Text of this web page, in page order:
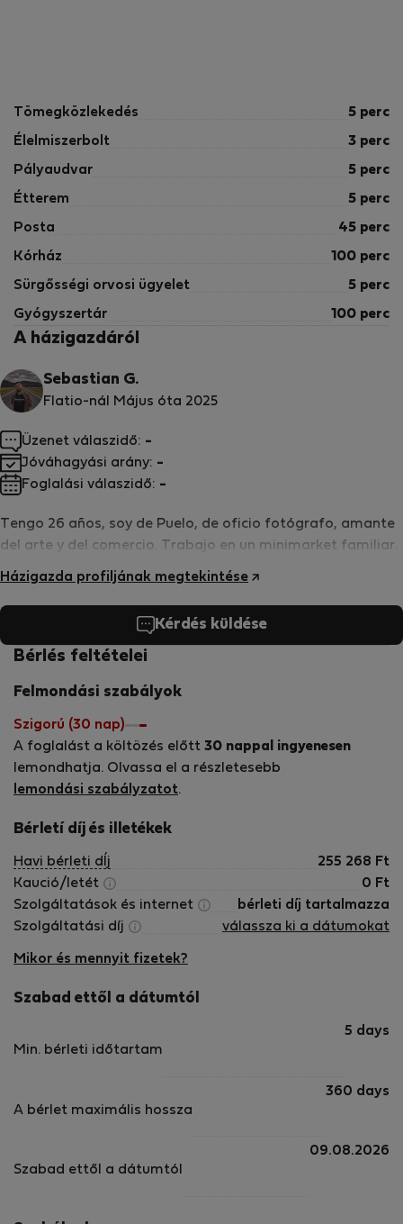
Tömegközlekedés 5 perc
Élelmiszerbolt 3 perc
Pályaudvar 5 perc
Étterem 5 perc
Posta 45 perc
Kórház 100 perc
Sürgősségi orvosi ügyelet 5 perc
Gyógyszertár 100 perc
A házigazdáról
Sebastian G.
Flatio-nál Május óta 2025
Tengo 26 años, soy de Puelo, de oficio fotógrafo, amante
del arte y del comercio. Trabajo en un minimarket familiar.
Házigazda profiljának megtekintése
Üzenet válaszidő: -
Jóváhagyási arány: -
Foglalási válaszidő: -
Kérdés küldése
Bérlés feltételei
Felmondási szabályok
Szigorú (30 nap)
A foglalást a költözés előtt 30 nappal ingyenesen
lemondhatja. Olvassa el a részletesebb
lemondási szabályzatot.
Bérletí díj és illetékek
Havi bérleti dÍj 255 268 Ft
Kaució/letét
0 Ft
Szolgáltatások és internet
bérleti díj tartalmazza
Szolgáltatási díj
válassza ki a dátumokat
Mikor és mennyit fizetek?
Szabad ettől a dátumtól
Min. bérleti időtartam
5 days
A bérlet maximális hossza
360 days
Szabad ettől a dátumtól
09.08.2026